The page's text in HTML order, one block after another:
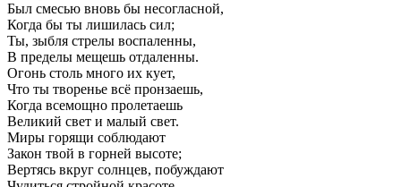
Был смесью вновь бы несогласной,
Когда бы ты лишилась сил;
Ты, зыбля стрелы воспаленны,
В пределы мещешь отдаленны.
Огонь столь много их кует,
Что ты творенье всё пронзаешь,
Когда всемощно пролетаешь
Великий свет и малый свет.
Миры горящи соблюдают
Закон твой в горней высоте;
Вертясь вкруг солнцев, побуждают